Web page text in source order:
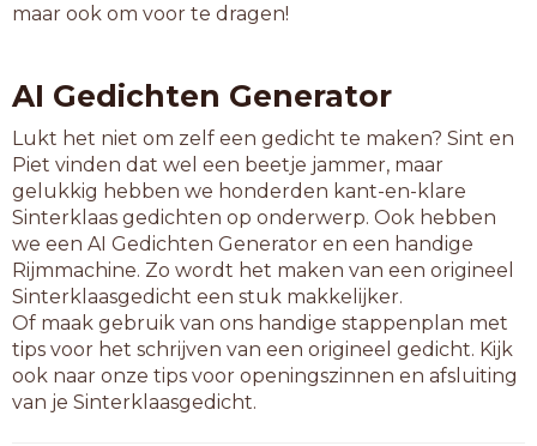
6-letterwoorden
aanmat
aanvat
aanzat
afplat
afspat
aftrad
apezat
badmat
ballad
beklad
bespat
betrad
bijpad
maar ook om voor te dragen!
AI Gedichten Generator
Lukt het niet om zelf een gedicht te maken? Sint en
Piet vinden dat wel een beetje jammer, maar
gelukkig hebben we honderden kant-en-klare
Sinterklaas gedichten op onderwerp. Ook hebben
we een AI Gedichten Generator en een handige
Rijmmachine. Zo wordt het maken van een origineel
Sinterklaasgedicht een stuk makkelijker.
Of maak gebruik van ons handige stappenplan met
tips voor het schrijven van een origineel gedicht. Kijk
ook naar onze tips voor openingszinnen en afsluiting
van je Sinterklaasgedicht.